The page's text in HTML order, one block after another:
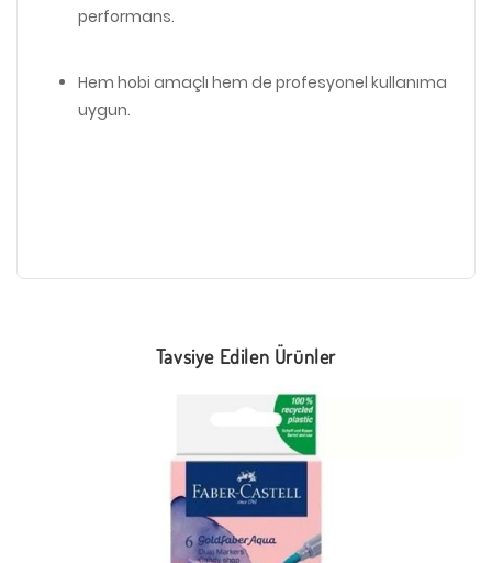
performans.
Hem hobi amaçlı hem de profesyonel kullanıma
uygun.
Tavsiye Edilen Ürünler